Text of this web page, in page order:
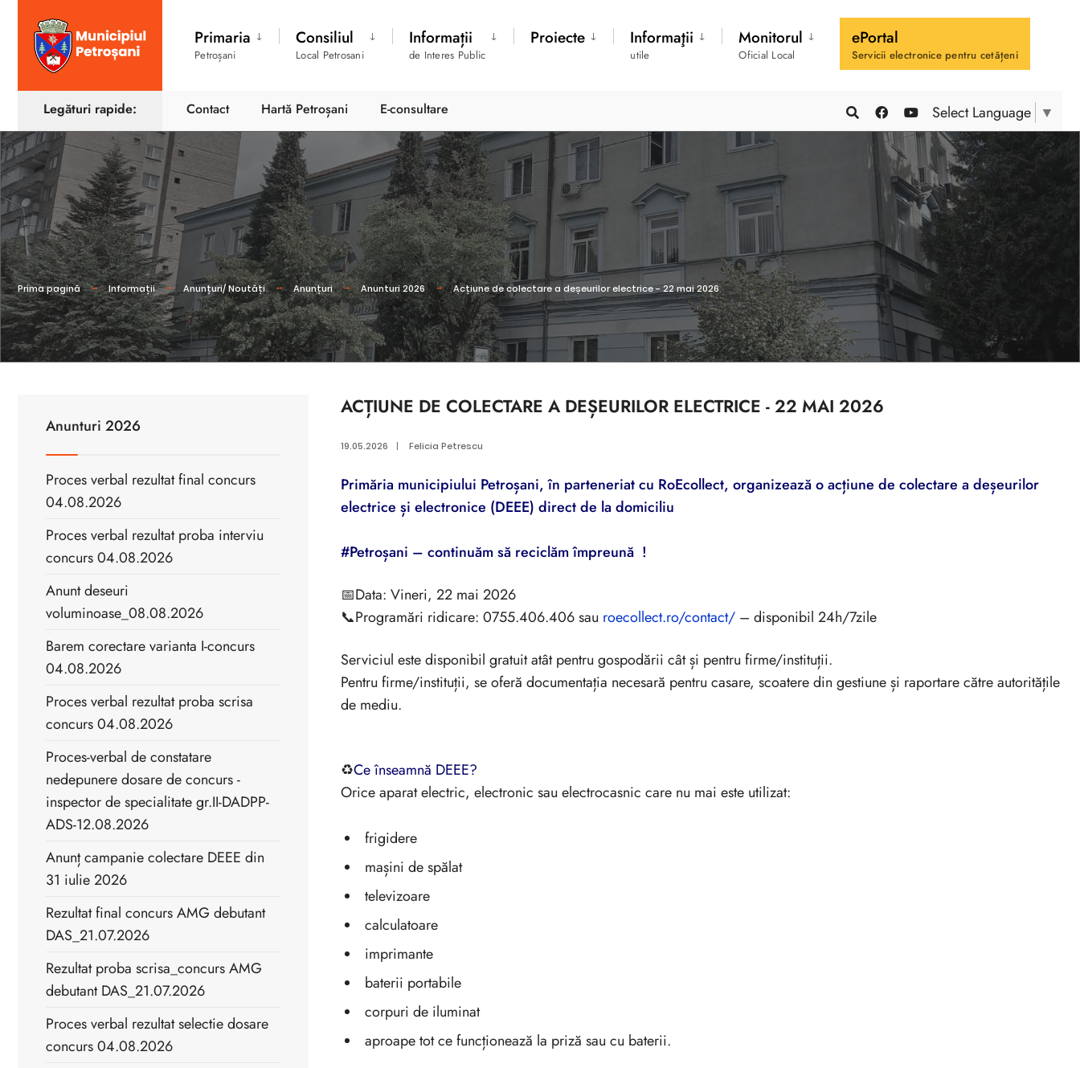
Primaria
Petroșani
Consiliul
Local Petrosani
Informații
de Interes Public
Proiecte Informaţii
utile
Monitorul
Oficial Local
ePortal
Servicii electronice pentru cetățeni
Select Language ▼
Legături rapide: Contact Hartă Petroșani E-consultare
Prima pagină Informații Anunțuri/ Noutăți Anunțuri Anunturi 2026 Acțiune de colectare a deșeurilor electrice - 22 mai 2026
ACȚIUNE DE COLECTARE A DEȘEURILOR ELECTRICE - 22 MAI 2026
19.05.2026 | Felicia Petrescu
Primăria municipiului Petroșani, în parteneriat cu RoEcollect, organizează o acțiune de colectare a deșeurilor
electrice și electronice (DEEE) direct de la domiciliu
#Petroșani – continuăm să reciclăm împreună !
📅Data: Vineri, 22 mai 2026
📞Programări ridicare: 0755.406.406 sau roecollect.ro/contact/ – disponibil 24h/7zile
Serviciul este disponibil gratuit atât pentru gospodării cât și pentru firme/instituții.
Pentru firme/instituții, se oferă documentația necesară pentru casare, scoatere din gestiune și raportare către autoritățile
de mediu.
♻Ce înseamnă DEEE?
Orice aparat electric, electronic sau electrocasnic care nu mai este utilizat:
frigidere
mașini de spălat
televizoare
calculatoare
imprimante
baterii portabile
corpuri de iluminat
aproape tot ce funcționează la priză sau cu baterii.
Anunturi 2026
Proces verbal rezultat final concurs
04.08.2026
Proces verbal rezultat proba interviu
concurs 04.08.2026
Anunt deseuri
voluminoase_08.08.2026
Barem corectare varianta I-concurs
04.08.2026
Proces verbal rezultat proba scrisa
concurs 04.08.2026
Proces-verbal de constatare
nedepunere dosare de concurs -
inspector de specialitate gr.II-DADPP-
ADS-12.08.2026
Anunț campanie colectare DEEE din
31 iulie 2026
Rezultat final concurs AMG debutant
DAS_21.07.2026
Rezultat proba scrisa_concurs AMG
debutant DAS_21.07.2026
Proces verbal rezultat selectie dosare
concurs 04.08.2026